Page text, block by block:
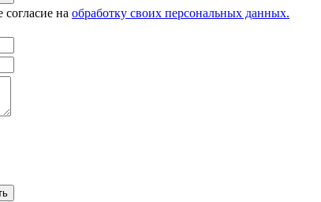
на обработку своих персональных данных.